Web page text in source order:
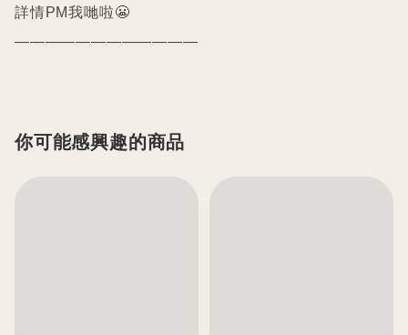
詳情PM我哋啦😬
你可能感興趣的商品